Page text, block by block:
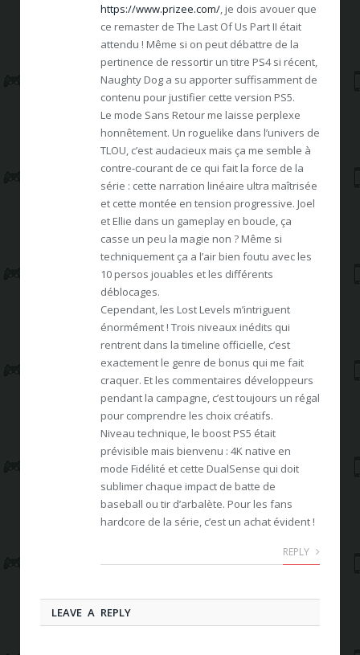
https://www.prizee.com/, je dois avouer que
ce remaster de The Last Of Us Part II était
attendu ! Même si on peut débattre de la
pertinence de ressortir un titre PS4 si récent,
Naughty Dog a su apporter suffisamment de
contenu pour justifier cette version PS5.
Le mode Sans Retour me laisse perplexe
honnêtement. Un roguelike dans l’univers de
TLOU, c’est audacieux mais ça me semble à
contre-courant de ce qui fait la force de la
série : cette narration linéaire ultra maîtrisée
et cette montée en tension progressive. Joel
et Ellie dans un gameplay en boucle, ça
casse un peu la magie non ? Même si
techniquement ça a l’air bien foutu avec les
10 persos jouables et les différents
déblocages.
Cependant, les Lost Levels m’intriguent
énormément ! Trois niveaux inédits qui
rentrent dans la timeline officielle, c’est
exactement le genre de bonus qui me fait
craquer. Et les commentaires développeurs
pendant la campagne, c’est toujours un régal
pour comprendre les choix créatifs.
Niveau technique, le boost PS5 était
prévisible mais bienvenu : 4K native en
mode Fidélité et cette DualSense qui doit
sublimer chaque impact de batte de
baseball ou tir d’arbalète. Pour les fans
hardcore de la série, c’est un achat évident !
REPLY
LEAVE A REPLY